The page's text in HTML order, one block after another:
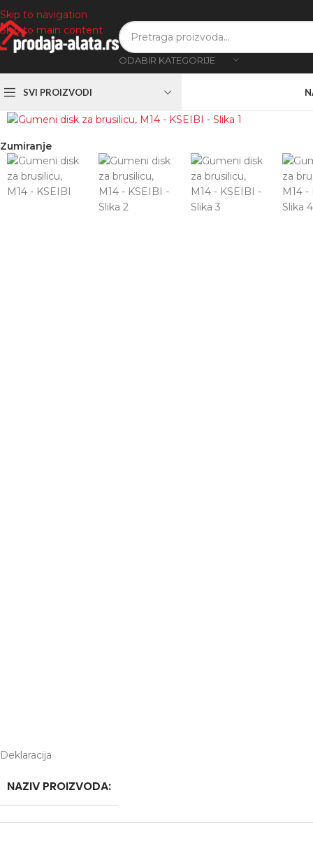
Skip to navigation
Skip to main content
ODABIR KATEGORIJE
SVI PROIZVODI
Zumiranje
Deklaracija
NAZIV PROIZVODA: